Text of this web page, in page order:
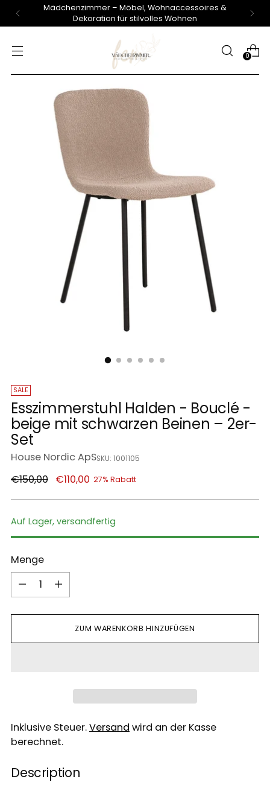
Mädchenzimmer – Möbel, Wohnaccessoires &
Dekoration für stilvolles Wohnen
0
SALE
Esszimmerstuhl Halden - Bouclé -
beige mit schwarzen Beinen – 2er-
Set
House Nordic ApSSKU: 1001105
Regulärer
€150,00 €110,00 27% Rabatt
Auf Lager, versandfertig
Menge
Menge
ZUM WARENKORB HINZUFÜGEN
Inklusive Steuer.Versand wird an der Kasse
berechnet.
Description